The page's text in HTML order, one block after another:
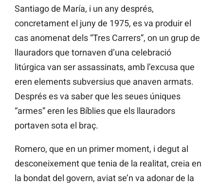
Santiago de María, i un any després,
concretament el juny de 1975, es va produir el
cas anomenat dels “Tres Carrers”, on un grup de
llauradors que tornaven d’una celebració
litúrgica van ser assassinats, amb l’excusa que
eren elements subversius que anaven armats.
Després es va saber que les seues úniques
“armes” eren les Bíblies que els llauradors
portaven sota el braç.
Romero, que en un primer moment, i degut al
desconeixement que tenia de la realitat, creia en
la bondat del govern, aviat se’n va adonar de la